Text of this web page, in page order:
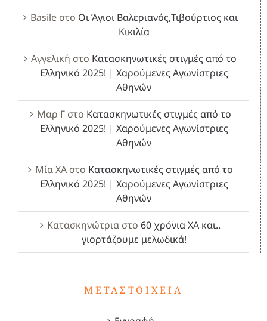
Basileστο Οι Άγιοι Βαλεριανός,Τιβούρτιος και
Κικιλία
Αγγελική στο Κατασκηνωτικές στιγμές από το
Ελληνικό 2025! | Χαρούμενες Αγωνίστριες
Αθηνών
Μαρ Γστο Κατασκηνωτικές στιγμές από το
Ελληνικό 2025! | Χαρούμενες Αγωνίστριες
Αθηνών
Μία ΧΑστο Κατασκηνωτικές στιγμές από το
Ελληνικό 2025! | Χαρούμενες Αγωνίστριες
Αθηνών
Κατασκηνώτρια στο 60 χρόνια ΧΑ και..
γιορτάζουμε μελωδικά!
ΜΕΤΑΣΤΟΙΧΕΊΑ